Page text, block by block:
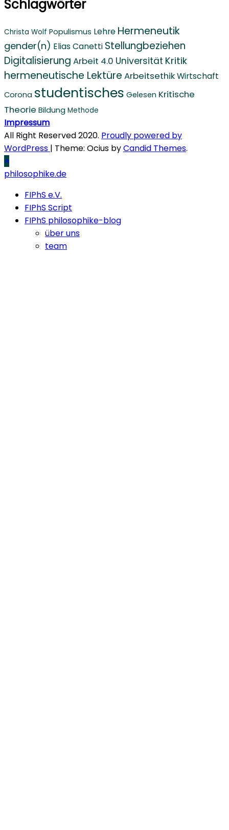
Schlagwörter
Christa Wolf Populismus Lehre Hermeneutik
gender(n) Elias Canetti Stellungbeziehen
Digitalisierung Arbeit 4.0 Universität Kritik
hermeneutische Lektüre ArbeitsethikWirtschaft
Corona studentisches Gelesen Kritische
Theorie Bildung Methode
Impressum
All Right Reserved 2020. Proudly powered by
WordPress | Theme: Ocius byCandid Themes.
philosophike.de
FIPhS e.V.
FIPhS Script
FIPhS philosophike-blog
über uns
team